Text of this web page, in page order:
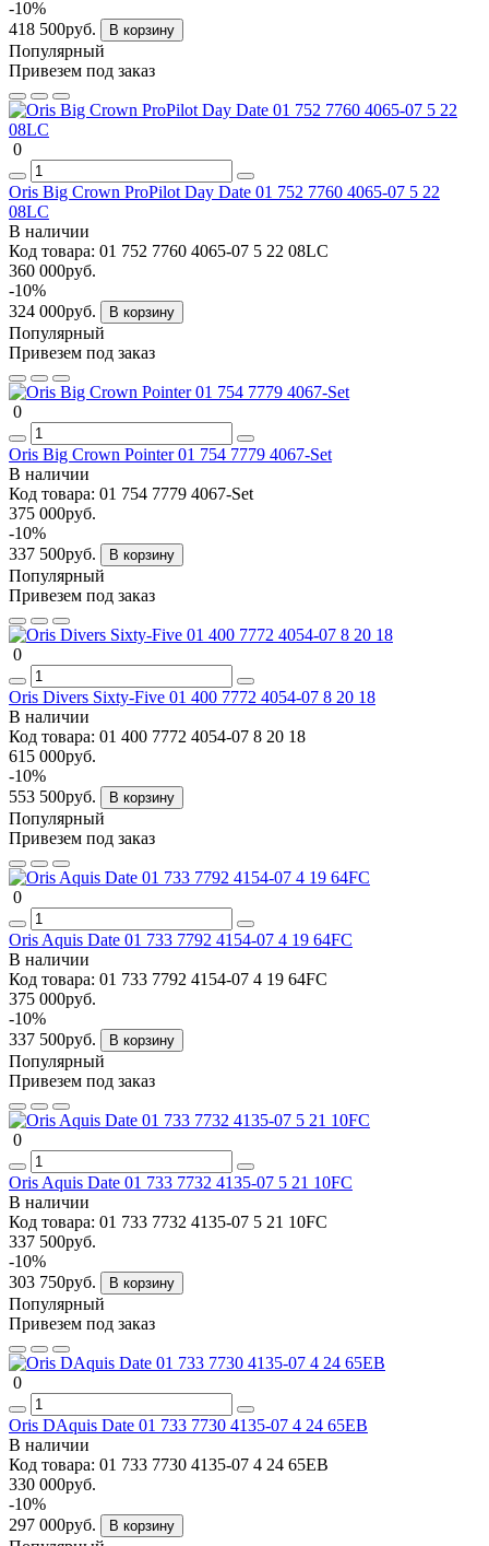
-10%
418 500руб.
В корзину
Популярный
Привезем под заказ
0
Oris Big Crown ProPilot Day Date 01 752 7760 4065-07 5 22
08LC
В наличии
Код товара: 01 752 7760 4065-07 5 22 08LC
360 000руб.
-10%
324 000руб.
В корзину
Популярный
Привезем под заказ
0
Oris Big Crown Pointer 01 754 7779 4067-Set
В наличии
Код товара: 01 754 7779 4067-Set
375 000руб.
-10%
337 500руб.
В корзину
Популярный
Привезем под заказ
0
Oris Divers Sixty-Five 01 400 7772 4054-07 8 20 18
В наличии
Код товара: 01 400 7772 4054-07 8 20 18
615 000руб.
-10%
553 500руб.
В корзину
Популярный
Привезем под заказ
0
Oris Aquis Date 01 733 7792 4154-07 4 19 64FC
В наличии
Код товара: 01 733 7792 4154-07 4 19 64FC
375 000руб.
-10%
337 500руб.
В корзину
Популярный
Привезем под заказ
0
Oris Aquis Date 01 733 7732 4135-07 5 21 10FC
В наличии
Код товара: 01 733 7732 4135-07 5 21 10FC
337 500руб.
-10%
303 750руб.
В корзину
Популярный
Привезем под заказ
0
Oris DAquis Date 01 733 7730 4135-07 4 24 65EB
В наличии
Код товара: 01 733 7730 4135-07 4 24 65EB
330 000руб.
-10%
297 000руб.
В корзину